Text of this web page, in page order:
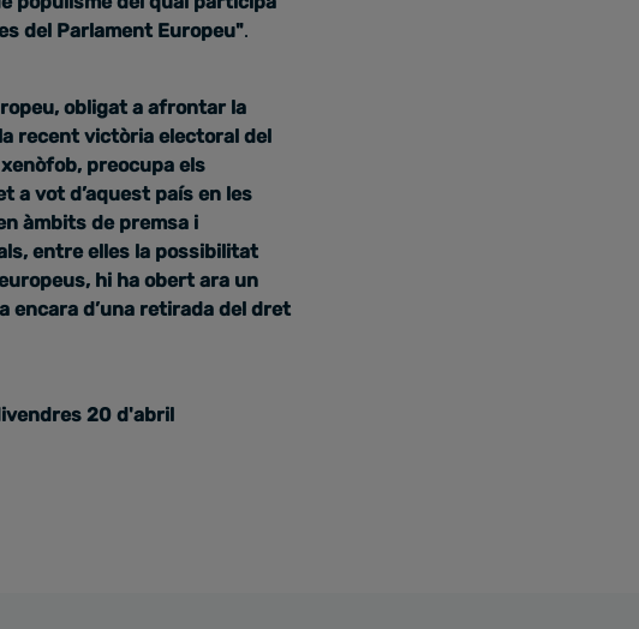
del Parlament Europeu".
obligat a afrontar la
recent victòria electoral del
preocupa els
a vot d’aquest país en les
àmbits de premsa i
entre elles la possibilitat
hi ha obert ara un
encara d’una retirada del dret
20 d'abril